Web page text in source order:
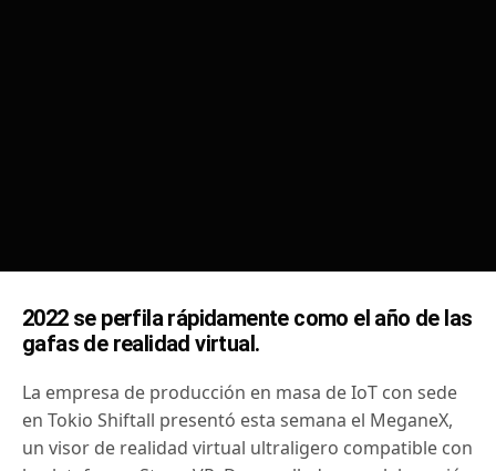
2022 se perfila rápidamente como el año de las
gafas de realidad virtual.
La empresa de producción en masa de IoT con sede
en Tokio Shiftall presentó esta semana el MeganeX,
un visor de realidad virtual ultraligero compatible con